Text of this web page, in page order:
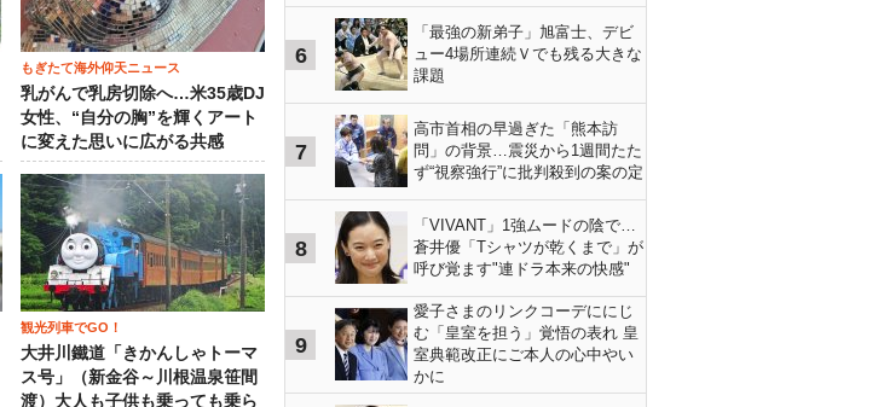
もぎたて海外仰天ニュース
乳がんで乳房切除へ…米35歳DJ
女性、“自分の胸”を輝くアート
に変えた思いに広がる共感
観光列車でGO！
大井川鐵道「きかんしゃトーマ
ス号」（新金谷～川根温泉笹間
渡）大人も子供も乗っても乗ら
6
「最強の新弟子」旭富士、デビ
ュー4場所連続Ｖでも残る大きな
課題
7
高市首相の早過ぎた「熊本訪
問」の背景…震災から1週間たた
ず“視察強行”に批判殺到の案の定
8
「VIVANT」1強ムードの陰で…
蒼井優「Tシャツが乾くまで」が
呼び覚ます"連ドラ本来の快感"
9
愛子さまのリンクコーデににじ
む「皇室を担う」覚悟の表れ 皇
室典範改正にご本人の心中やい
かに